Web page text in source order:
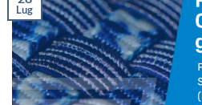
Lug